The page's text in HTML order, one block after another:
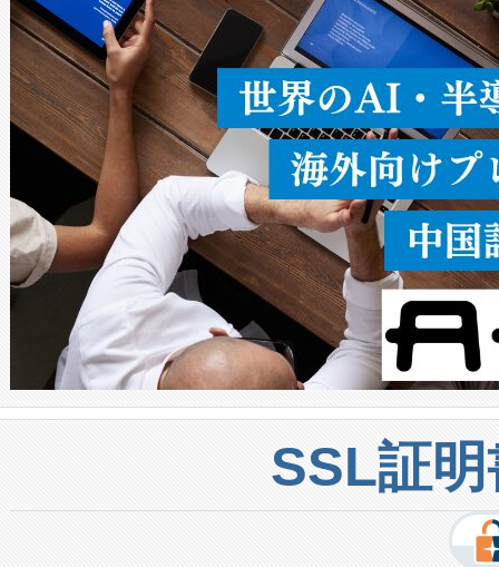
うにします。遠距離まで届く
密度なスキャ […]
SSL証